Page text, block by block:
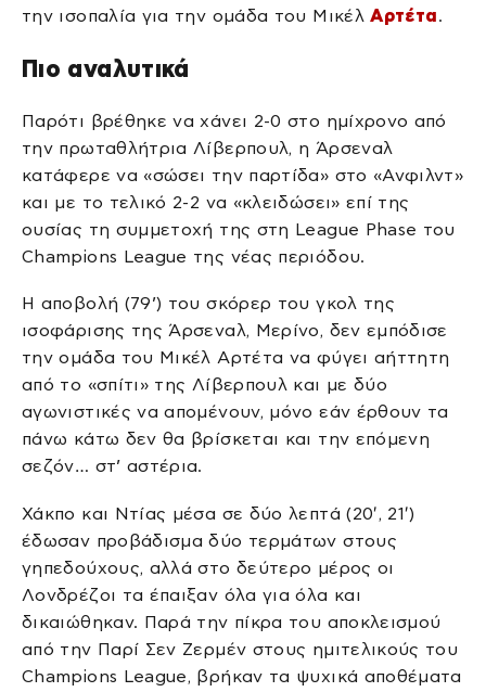
την ισοπαλία για την ομάδα του ΜικέλΑρτέτα.
Πιο αναλυτικά
Παρότι βρέθηκε να χάνει 2-0 στο ημίχρονο από
την πρωταθλήτρια Λίβερπουλ, η Άρσεναλ
κατάφερε να «σώσει την παρτίδα» στο «Ανφιλντ»
και με το τελικό 2-2 να «κλειδώσει» επί της
ουσίας τη συμμετοχή της στη League Phase του
Champions League της νέας περιόδου.
Η αποβολή (79’) του σκόρερ του γκολ της
ισοφάρισης της Άρσεναλ, Μερίνο, δεν εμπόδισε
την ομάδα του Μικέλ Αρτέτα να φύγει αήττητη
από το «σπίτι» της Λίβερπουλ και με δύο
αγωνιστικές να απομένουν, μόνο εάν έρθουν τα
πάνω κάτω δεν θα βρίσκεται και την επόμενη
σεζόν… στ’ αστέρια.
Χάκπο και Ντίας μέσα σε δύο λεπτά (20′, 21′)
έδωσαν προβάδισμα δύο τερμάτων στους
γηπεδούχους, αλλά στο δεύτερο μέρος οι
Λονδρέζοι τα έπαιξαν όλα για όλα και
δικαιώθηκαν. Παρά την πίκρα του αποκλεισμού
από την Παρί Σεν Ζερμέν στους ημιτελικούς του
Champions League, βρήκαν τα ψυχικά αποθέματα